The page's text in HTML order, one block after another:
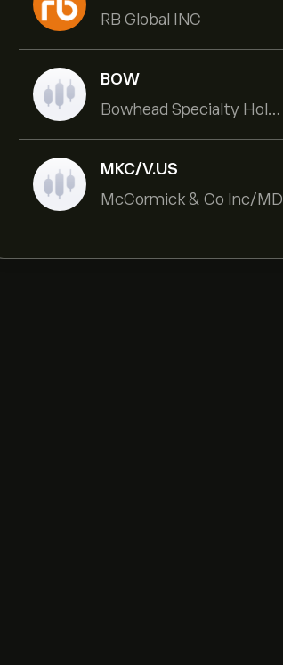
RB Global INC
BOW
Bowhead Specialty Holdings Inc
MKC/V.US
McCormick & Co Inc/MD